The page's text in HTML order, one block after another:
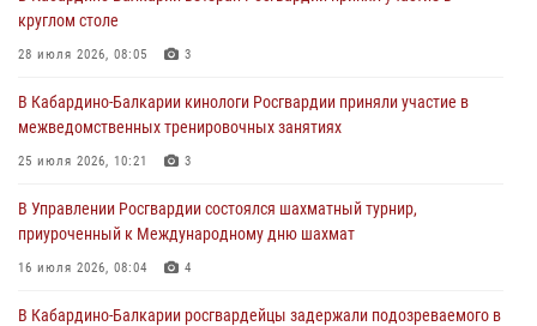
31 июля 2026, 09:22
генерала армии Виктора Золотова с заместителем полномочного
представителя Президента Российской Федерации в Северо-
Кавказском федеральном округе Виталием Кузнецовым
Управление Росгвардии по Кабардино-Балкарской Республике
информирует
круглом столе
28 июля 2026, 08:05 3
В Кабардино-Балкарии кинологи Росгвардии приняли участие в
межведомственных тренировочных занятиях
25 июля 2026, 10:21 3
В Управлении Росгвардии состоялся шахматный турнир,
приуроченный к Международному дню шахмат
16 июля 2026, 08:04 4
В Кабардино-Балкарии росгвардейцы задержали подозреваемого в